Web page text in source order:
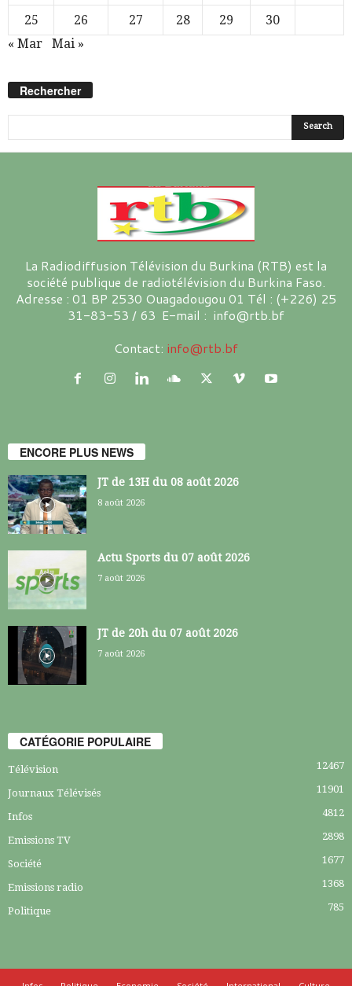
25
26 27 28 29
30
« Mar
Mai »
Rechercher
La Radiodiffusion Télévision du Burkina (RTB) est la
société publique de radiotélévision du Burkina Faso.
Adresse : 01 BP 2530 Ouagadougou 01 Tél : (+226) 25
31-83-53 / 63 E-mail : info@rtb.bf
Contact: info@rtb.bf
ENCORE PLUS NEWS
JT de 13H du 08 août 2026
8 août 2026
Actu Sports du 07 août 2026
7 août 2026
JT de 20h du 07 août 2026
7 août 2026
CATÉGORIE POPULAIRE
Télévision 12467
Journaux Télévisés 11901
Infos 4812
Emissions TV 2898
Société 1677
Emissions radio 1368
Politique 785